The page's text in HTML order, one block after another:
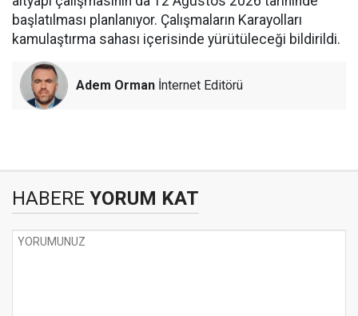
başlatılması planlanıyor. Çalışmaların Karayolları
kamulaştırma sahası içerisinde yürütüleceği bildirildi.
Adem Orman İnternet Editörü
HABERE YORUM KAT